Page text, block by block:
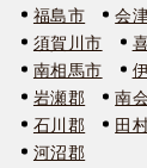
福島市 会
須賀川市
南相馬市
岩瀬郡
南
石川郡
田
河沼郡